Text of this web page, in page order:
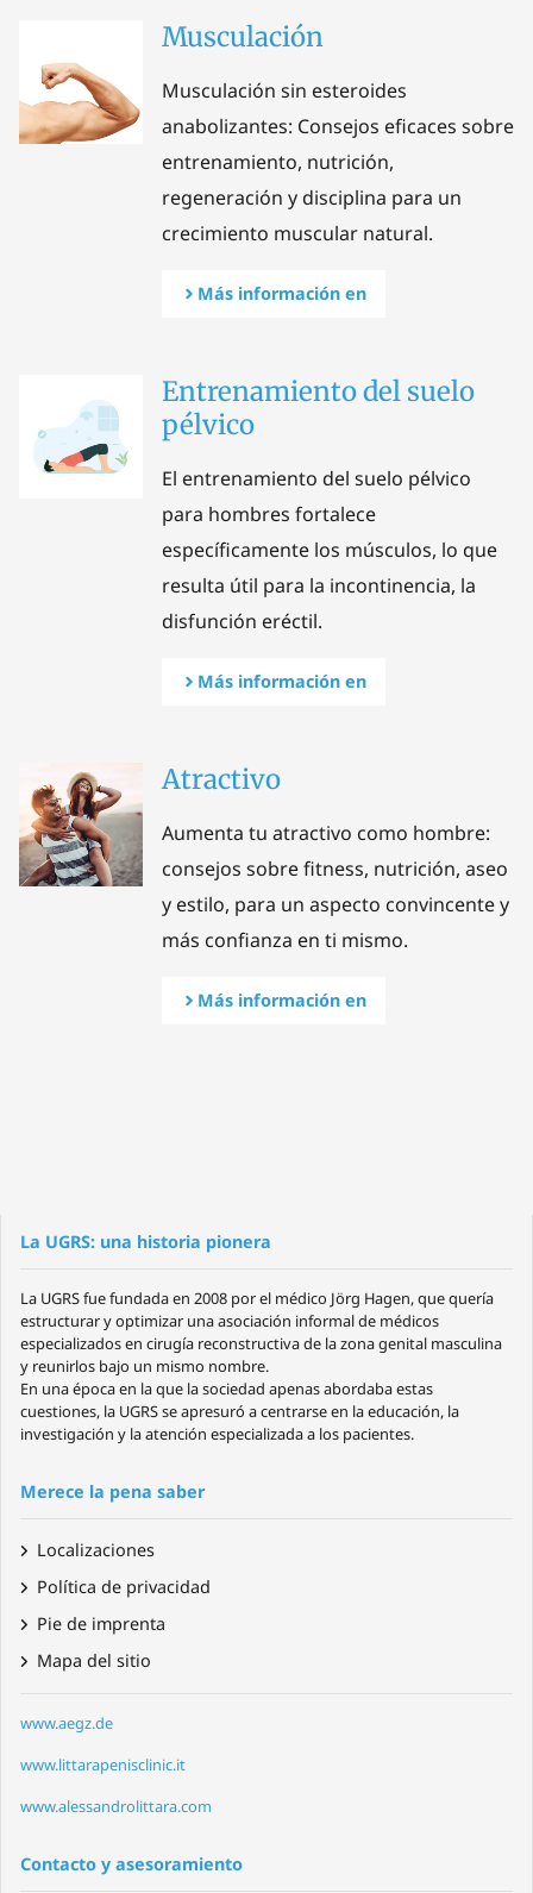
Musculación
Musculación sin esteroides
anabolizantes: Consejos eficaces sobre
entrenamiento, nutrición,
regeneración y disciplina para un
crecimiento muscular natural.
Más información en
Entrenamiento del suelo
pélvico
El entrenamiento del suelo pélvico
para hombres fortalece
específicamente los músculos, lo que
resulta útil para la incontinencia, la
disfunción eréctil.
Más información en
Atractivo
Aumenta tu atractivo como hombre:
consejos sobre fitness, nutrición, aseo
y estilo, para un aspecto convincente y
más confianza en ti mismo.
Más información en
La UGRS: una historia pionera
La UGRS fue fundada en 2008 por el médico Jörg Hagen, que quería
estructurar y optimizar una asociación informal de médicos
especializados en cirugía reconstructiva de la zona genital masculina
y reunirlos bajo un mismo nombre.
En una época en la que la sociedad apenas abordaba estas
cuestiones, la UGRS se apresuró a centrarse en la educación, la
investigación y la atención especializada a los pacientes.
Merece la pena saber
Localizaciones
Política de privacidad
Pie de imprenta
Mapa del sitio
www.aegz.de
www.littarapenisclinic.it
www.alessandrolittara.com
Contacto y asesoramiento